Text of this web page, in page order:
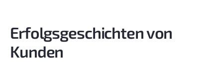
Erfolgsgeschichten von
Kunden